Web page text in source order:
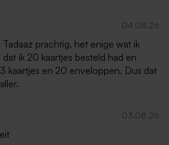
04.08.26
Tadaaz prachtig, het enige wat ik
ik 20 kaartjes besteld had en
kaartjes en 20 enveloppen. Dus dat
03.08.26